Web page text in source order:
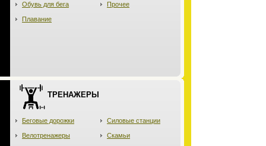
Обувь для бега
Плавание
Прочее
ТРЕНАЖЕРЫ
Беговые дорожки
Велотренажеры
Силовые станции
Скамьи